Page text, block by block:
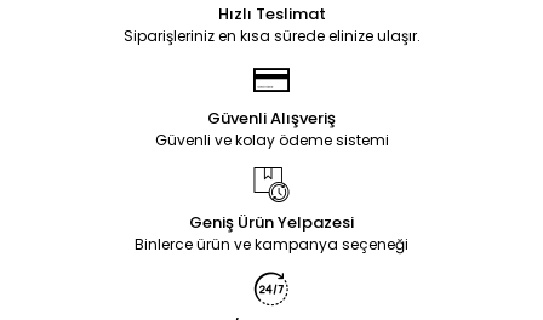
Hızlı Teslimat
Siparişleriniz en kısa sürede elinize ulaşır.
Güvenli Alışveriş
Güvenli ve kolay ödeme sistemi
Geniş Ürün Yelpazesi
Binlerce ürün ve kampanya seçeneği